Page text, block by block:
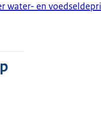
water- en